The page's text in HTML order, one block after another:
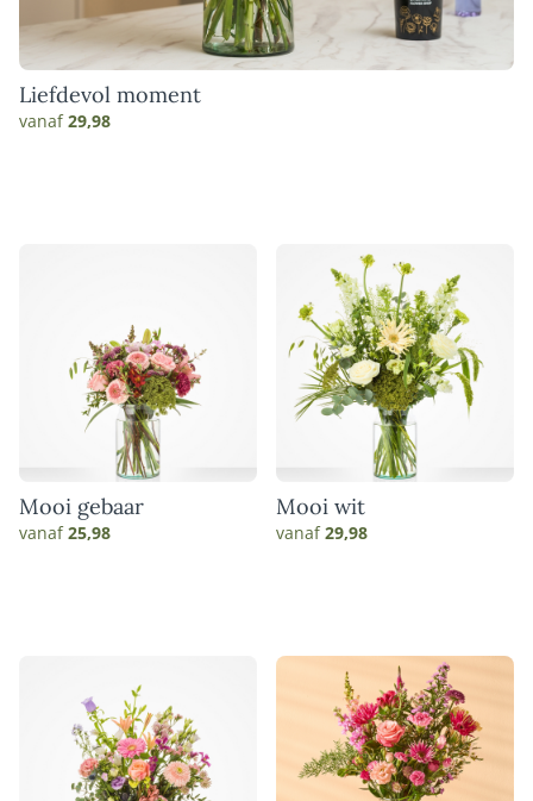
Liefdevol moment
vanaf29,98
Mooi gebaar
vanaf25,98
Mooi wit
vanaf29,98